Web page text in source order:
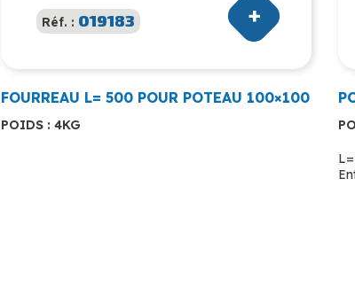
Réf. : 019183
FOURREAU L= 500 POUR POTEAU 100×100
POIDS : 4KG